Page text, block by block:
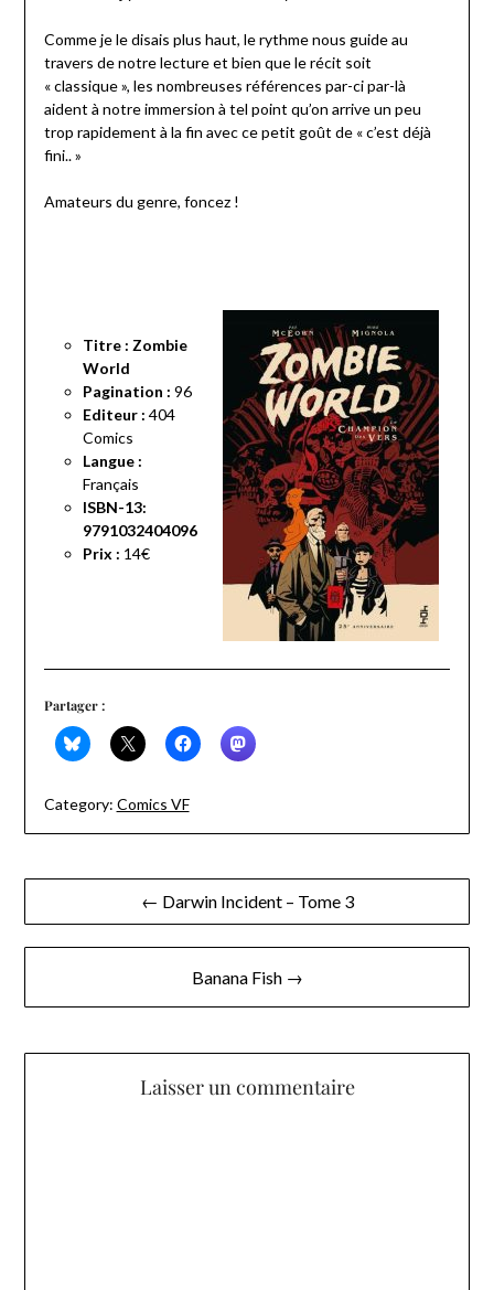
Comme je le disais plus haut, le rythme nous guide au
travers de notre lecture et bien que le récit soit
« classique », les nombreuses références par-ci par-là
aident à notre immersion à tel point qu’on arrive un peu
trop rapidement à la fin avec ce petit goût de « c’est déjà
fini.. »
Amateurs du genre, foncez !
Titre : Zombie
World
Pagination : 96
Editeur : 404
Comics
Langue :
Français
ISBN-13:
9791032404096
Prix : 14€
Partager :
Category: Comics VF
Navigation
de
← Darwin Incident – Tome 3
Banana Fish →
Laisser un commentaire